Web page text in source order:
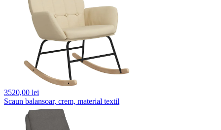
3520,00 lei
Scaun balansoar, crem, material textil